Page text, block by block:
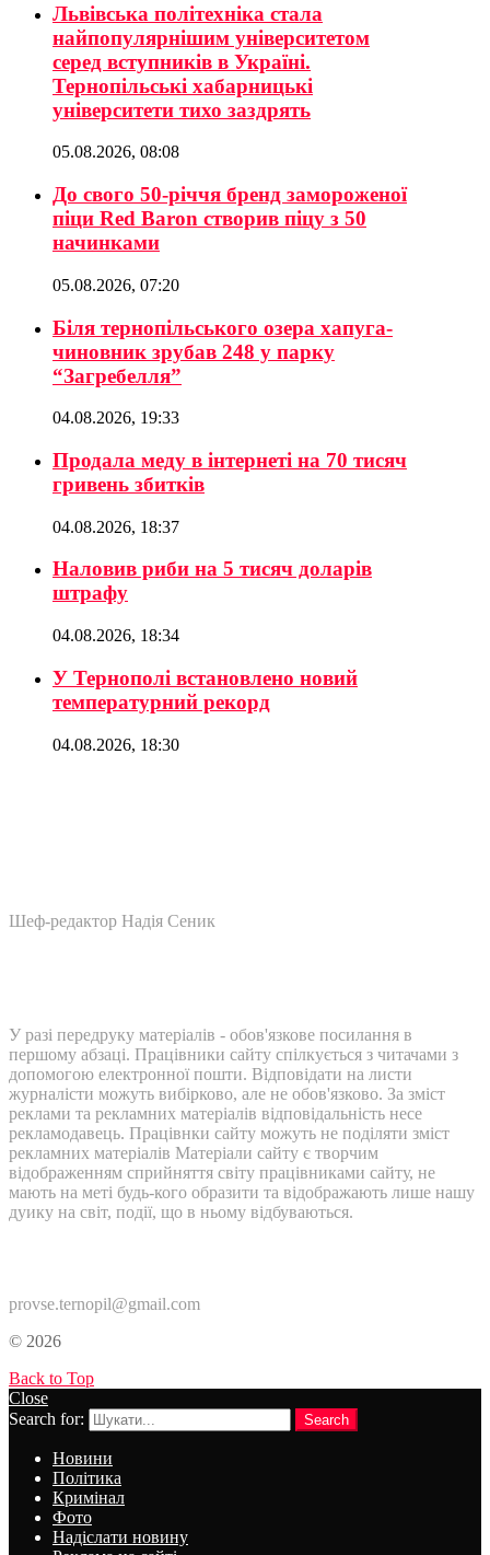
Львівська політехніка стала
найпопулярнішим університетом
серед вступників в Україні.
Тернопільські хабарницькі
університети тихо заздрять
05.08.2026, 08:08
До свого 50-річчя бренд замороженої
піци Red Baron створив піцу з 50
начинками
05.08.2026, 07:20
Біля тернопільського озера хапуга-
чиновник зрубав 248 у парку
“Загребелля”
04.08.2026, 19:33
Продала меду в інтернеті на 70 тисяч
гривень збитків
04.08.2026, 18:37
Наловив риби на 5 тисяч доларів
штрафу
04.08.2026, 18:34
У Тернополі встановлено новий
температурний рекорд
04.08.2026, 18:30
Шеф-редактор Надія Сеник
У разі передруку матеріалів - обов'язкове посилання в
першому абзаці. Працівники сайту спілкується з читачами з
допомогою електронної пошти. Відповідати на листи
журналісти можуть вибірково, але не обов'язково. За зміст
реклами та рекламних матеріалів відповідальність несе
рекламодавець. Працівнки сайту можуть не поділяти зміст
рекламних матеріалів Матеріали сайту є творчим
відображенням сприйняття світу працівниками сайту, не
мають на меті будь-кого образити та відображають лише нашу
дуику на світ, події, що в ньому відбуваються.
provse.ternopil@gmail.com
© 2026
Back to Top
Close
Search for:
Search
Новини
Політика
Кримінал
Фото
Надіслати новину